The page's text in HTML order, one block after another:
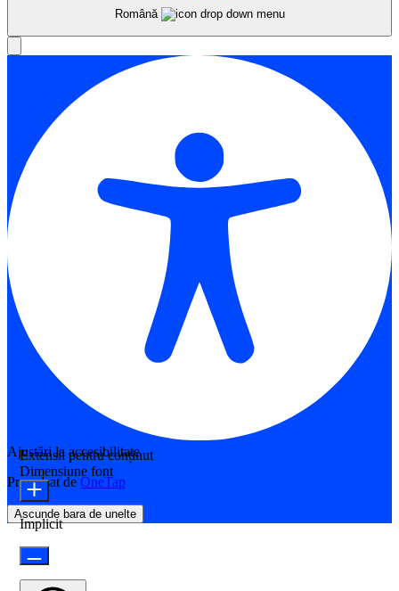
Română
Ajustări la accesibilitate
Propulsat de OneTap
Ascunde bara de unelte
Extensii pentru conținut
Dimensiune font
Implicit